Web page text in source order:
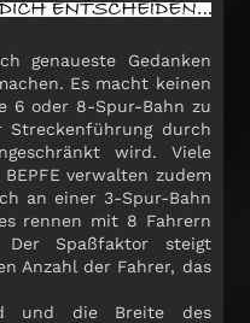
genaueste Gedanken
Es macht keinen
6 oder 8-Spur-Bahn zu
durch
wird. Viele
verwalten zudem
an einer 3-Spur-Bahn
rennen mit 8 Fahrern
Der Spaßfaktor steigt
Anzahl der Fahrer, das
und die Breite des